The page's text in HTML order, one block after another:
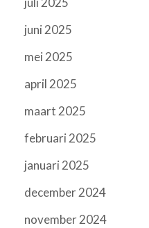
juni 2025
mei 2025
april 2025
maart 2025
februari 2025
januari 2025
december 2024
november 2024